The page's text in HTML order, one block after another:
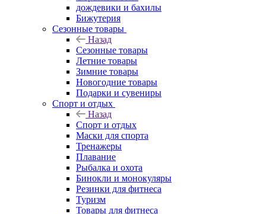
дождевики и бахилы
Бижутерия
Сезонные товары
Назад
Сезонные товары
Летние товары
Зимние товары
Новогодние товары
Подарки и сувениры
Спорт и отдых
Назад
Спорт и отдых
Маски для спорта
Тренажеры
Плавание
Рыбалка и охота
Бинокли и монокуляры
Резинки для фитнеса
Туризм
Товары для фитнеса